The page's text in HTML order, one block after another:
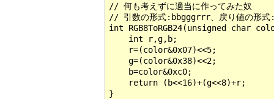
// 何も考えずに適当に作ってみた奴
// 引数の形式:bbgggrrr、戻り値の形
int RGB8ToRGB24(unsigned char
    int r,g,b;
    r=(color&0x07)<<5;
    g=(color&0x38)<<2;
    b=color&0xc0;
    return (b<<16)+(g<<8)+r;
}